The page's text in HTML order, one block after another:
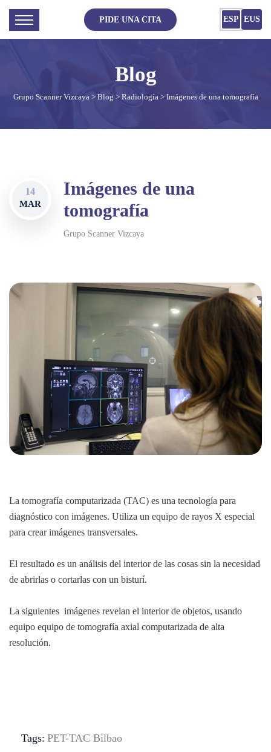
PIDE UNA CITA ESP EUS
Grupo Scanner Vizcaya> Blog > Radiología> Imágenes de una tomografía
14
MAR
Imágenes de una
tomografía
Grupo Scanner Vizcaya
La tomografía computarizada (TAC) es una tecnología para
diagnóstico con imágenes. Utiliza un equipo de rayos X especial
para crear imágenes transversales.
El resultado es un análisis del interior de las cosas sin la necesidad
de abrirlas o cortarlas con un bisturí.
La siguientes imágenes revelan el interior de objetos, usando
equipo equipo de tomografía axial computarizada de alta
resolución.
Tags: PET-TAC Bilbao